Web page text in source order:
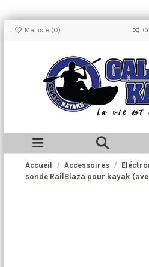
Ma liste (0)
Accueil Accessoires
sonde RailBlaza pour kayak